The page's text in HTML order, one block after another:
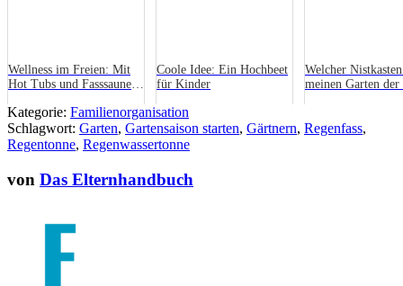
Wellness im Freien: Mit
Hot Tubs und Fasssaunen
Entspannungsort machen!
Coole Idee: Ein Hochbeet
für Kinder
Welcher
meinen Garten der
Kategorie: Familienorganisation
Schlagwort: Garten, Gartensaison starten, Gärtnern, Regenfass,
Regentonne, Regenwassertonne
von Das Elternhandbuch